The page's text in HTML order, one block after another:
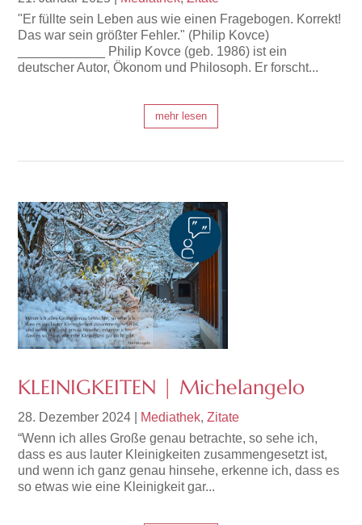
"Er füllte sein Leben aus wie einen Fragebogen. Korrekt!
Das war sein größter Fehler." (Philip Kovce)
____________ Philip Kovce (geb. 1986) ist ein
deutscher Autor, Ökonom und Philosoph. Er forscht...
mehr lesen
KLEINIGKEITEN | Michelangelo
28. Dezember 2024 Mediathek,Zitate
“Wenn ich alles Große genau betrachte, so sehe ich,
dass es aus lauter Kleinigkeiten zusammengesetzt ist,
und wenn ich ganz genau hinsehe, erkenne ich, dass es
so etwas wie eine Kleinigkeit gar...